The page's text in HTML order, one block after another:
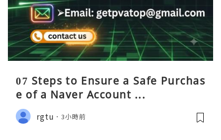
07 Steps to Ensure a Safe Purchas
e of a Naver Account ...
rgtu 3小時前